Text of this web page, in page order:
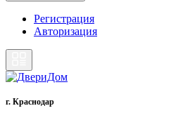
Регистрация
Авторизация
г. Краснодар